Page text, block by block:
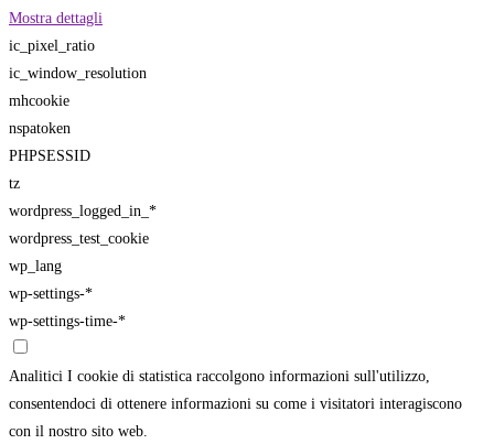
Mostra dettagli
ic_pixel_ratio
ic_window_resolution
mhcookie
nspatoken
PHPSESSID
tz
wordpress_logged_in_*
wordpress_test_cookie
wp_lang
wp-settings-*
wp-settings-time-*
Analitici I cookie di statistica raccolgono informazioni sull'utilizzo,
consentendoci di ottenere informazioni su come i visitatori interagiscono
con il nostro sito web.